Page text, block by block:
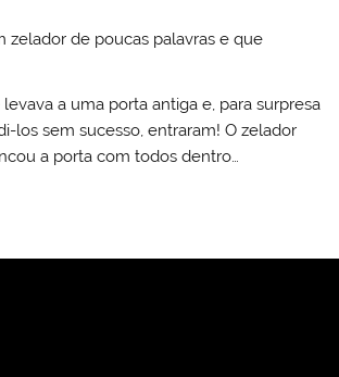
zelador de poucas palavras e que
a uma porta antiga e, para surpresa
los sem sucesso, entraram! O zelador
a porta com todos dentro…